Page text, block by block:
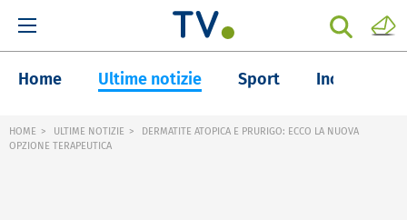
Home Ultime notizie Sport Inchieste
HOME ULTIME NOTIZIE
DERMATITE ATOPICA E PRURIGO: ECCO LA NUOVA
OPZIONE TERAPEUTICA